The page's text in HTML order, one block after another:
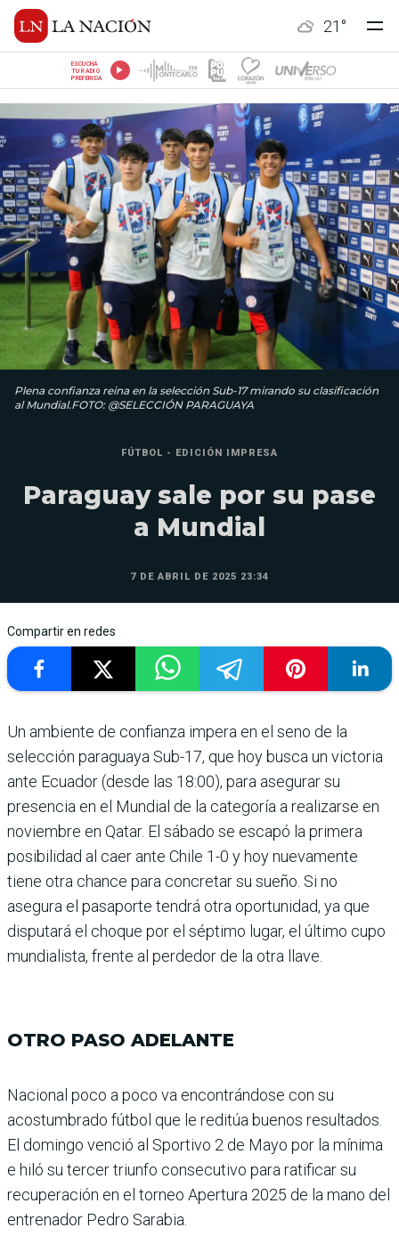
21 °
ESCUCHÁ
TU RADIO
PREFERIDA
Plena confianza reina en la selección Sub-17 mirando su clasificación
al Mundial.FOTO: @SELECCIÓN PARAGUAYA
FÚTBOL - EDICIÓN IMPRESA
Paraguay sale por su pase
a Mundial
7 DE ABRIL DE 2025 23:34
Compartir en redes
Un ambiente de confianza impera en el seno de la
selec­ción paraguaya Sub-17, que hoy busca un victoria
ante Ecuador (desde las 18:00), para asegu­rar su
presencia en el Mundial de la categoría a realizarse en
noviembre en Qatar. El sábado se escapó la primera
posibili­dad al caer ante Chile 1-0 y hoy nuevamente
tiene otra chance para concretar su sueño. Si no
asegura el pasaporte tendrá otra oportunidad, ya que
dis­putará el choque por el séptimo lugar, el último cupo
mundia­lista, frente al perdedor de la otra llave.
OTRO PASO ADELANTE
Nacional poco a poco va encon­trándose con su
acostumbrado fútbol que le reditúa buenos resultados.
El domingo ven­ció al Sportivo 2 de Mayo por la mínima
e hiló su tercer triunfo consecutivo para rati­ficar su
recuperación en el tor­neo Apertura 2025 de la mano del
entrenador Pedro Sarabia.